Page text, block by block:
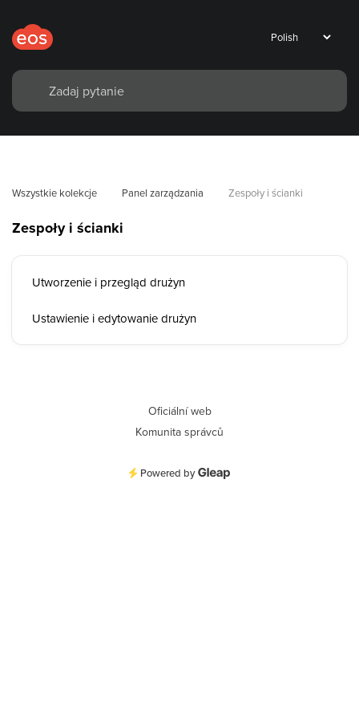
Wszystkie kolekcje Panel zarządzania Zespoły i ścianki
Zespoły i ścianki
Utworzenie i przegląd drużyn
Ustawienie i edytowanie drużyn
Oficiální web
Komunita správců
Powered by